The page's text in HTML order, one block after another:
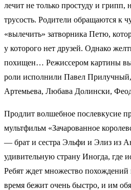
лечит не только простуду и грипп,
трусость. Родители обращаются к
«вылечить» затворника Петю,
у которого нет друзей. Однако
похищен… Режиссером картины
роли исполнили Павел
Артемьева, Любава Долински,
Продлит волшебное послевкусие
мультфильм «Зачарованное
— брат и сестра Эльфи и Элиз из
удивительную страну Иногда, где
Ребят ждет множество похождений
время бежит очень быстро, и им